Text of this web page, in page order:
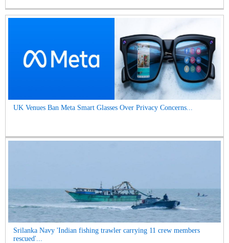
UK Venues Ban Meta Smart Glasses Over Privacy Concerns...
Srilanka Navy 'Indian fishing trawler carrying 11 crew members
rescued'...